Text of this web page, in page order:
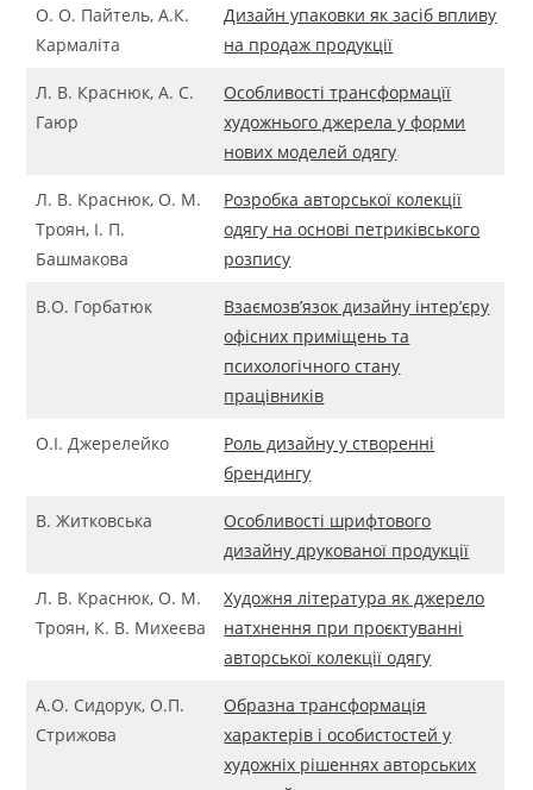
О. О. Пайтель, А.К.
Кармаліта
Дизайн упаковки як засіб впливу
на продаж продукції
Л. В. Краснюк, А. С.
Гаюр
Особливості трансформацїї
художнього джерела у форми
нових моделей одягу
Л. В. Краснюк, О. М.
Троян, І. П.
Башмакова
Розробка авторської колекції
одягу на основі петриківського
розпису
В.О. Горбатюк
Взаємозв’язок дизайну інтер’єру
офісних приміщень та
психологічного стану
працівників
О.І. Джерелейко
Роль дизайну у створенні
брендингу
В. Житковська
Особливості шрифтового
дизайну друкованої продукції
Л. В. Краснюк, О. М.
Троян, К. В. Михеєва
Художня література як джерело
натхнення при проєктуванні
авторської колекції одягу
А.О. Сидорук, О.П.
Стрижова
Образна трансформація
характерів і особистостей у
художніх рішеннях авторських